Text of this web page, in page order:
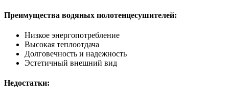
Преимущества водяных полотенцесушителей:
Низкое энергопотребление
Высокая теплоотдача
Долговечность и надежность
Эстетичный внешний вид
Недостатки: